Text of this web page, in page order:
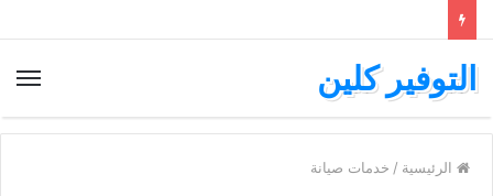
التوفير كلين
الرئيسية / خدمات صيانة